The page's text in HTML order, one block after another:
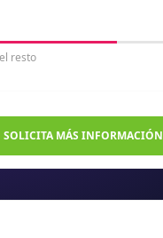
resto
SOLICITA MÁS INFORMACIÓN